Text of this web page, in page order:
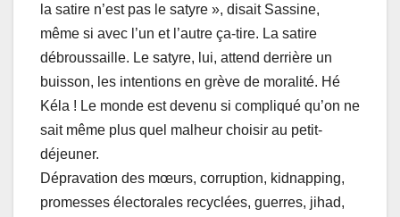
la satire n’est pas le satyre », disait Sassine,
même si avec l’un et l’autre ça-tire. La satire
débroussaille. Le satyre, lui, attend derrière un
buisson, les intentions en grève de moralité. Hé
Kéla ! Le monde est devenu si compliqué qu’on ne
sait même plus quel malheur choisir au petit-
déjeuner.
Dépravation des mœurs, corruption, kidnapping,
promesses électorales recyclées, guerres, jihad,